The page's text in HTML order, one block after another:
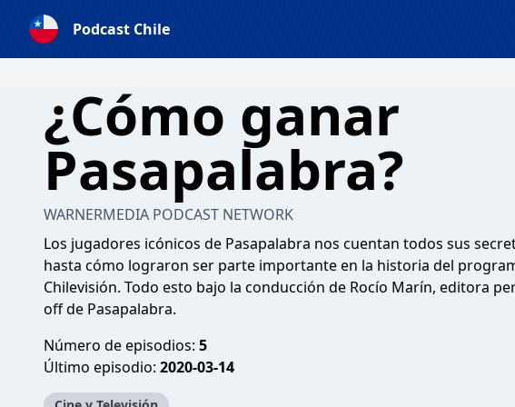
Podcast Chile
¿Cómo ganar
Pasapalabra?
WARNERMEDIA PODCAST NETWORK
Los jugadores icónicos de Pasapalabra nos cuentan todos sus
hasta cómo lograron ser parte importante en la historia del
Chilevisión. Todo esto bajo la conducción de Rocío Marín, editora
off de Pasapalabra.
Número de episodios: 5
Último episodio: 2020-03-14